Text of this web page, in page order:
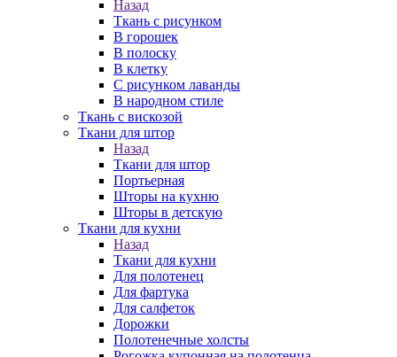
Назад
Ткань с рисунком
В горошек
В полоску
В клетку
С рисунком лаванды
В народном стиле
Ткань с вискозой
Ткани для штор
Назад
Ткани для штор
Портьерная
Шторы на кухню
Шторы в детскую
Ткани для кухни
Назад
Ткани для кухни
Для полотенец
Для фартука
Для салфеток
Дорожки
Полотенечные холсты